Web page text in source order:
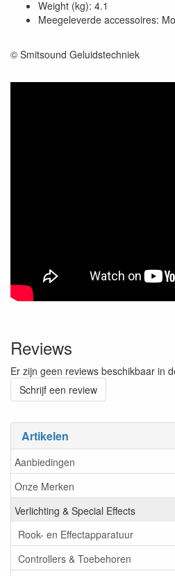
Artikelen
Aanbiedingen
Onze Merken
Verlichting & Special Effects
Rook- en Effectapparatuur
Controllers & Toebehoren
Weight (kg): 4.1
Meegeleverde accessoires:
© Smitsound Geluidstechniek
Reviews
Er zijn geen reviews beschikbaar in
Schrijf een review